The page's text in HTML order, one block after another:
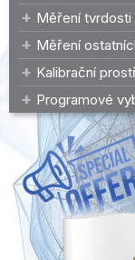
Měření tvrdosti
Měření
Kalibrační
Programové